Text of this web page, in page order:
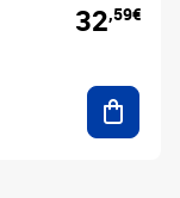
32,59€